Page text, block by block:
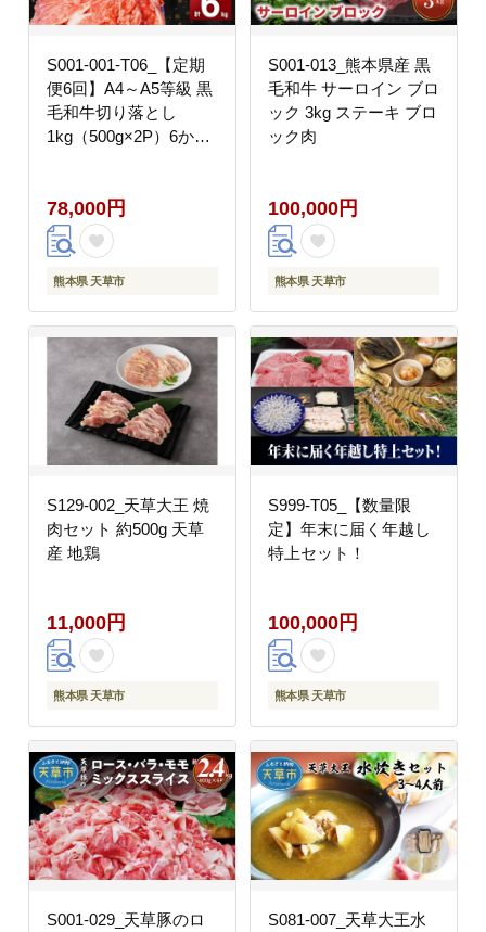
S001-001-T06_【定期
便6回】A4～A5等級 黒
毛和牛切り落とし
1kg（500g×2P）6か月
78,000円
熊本県 天草市
S001-013_熊本県産 黒
毛和牛 サーロイン ブロ
ック 3kg ステーキ ブロ
ック肉
100,000円
熊本県 天草市
S129-002_天草大王 焼
肉セット 約500g 天草
産 地鶏
11,000円
熊本県 天草市
S999-T05_【数量限
定】年末に届く年越し
特上セット！
100,000円
熊本県 天草市
S001-029_天草豚のロ
S081-007_天草大王水